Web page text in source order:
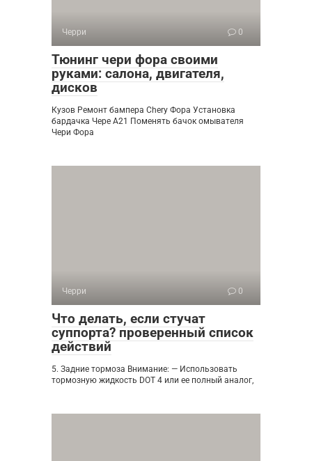
Черри 0
Тюнинг чери фора своими
руками: салона, двигателя,
дисков
Кузов Ремонт бампера Chery Фора Установка
бардачка Чере A21 Поменять бачок омывателя
Чери Фора
Черри 0
Что делать, если стучат
суппорта? проверенный список
действий
5. Задние тормоза Внимание: — Использовать
тормозную жидкость DOT 4 или ее полный аналог,